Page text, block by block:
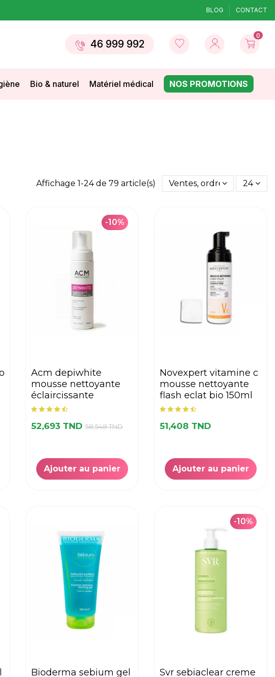
BLOG CONTACT
46 999 992
0
Bio & naturel Matériel médical NOS PROMOTIONS
Affichage 1-24 de 79 article(s) Ventes, ordre décroissant
24
-10%
acm depiwhite
mousse nettoyante
éclaircissante
52,693 TND 58,548 TND
Ajouter au panier
novexpert vitamine c
mousse nettoyante
flash eclat bio 150ml
51,408 TND
Ajouter au panier
bioderma sebium gel
-10%
svr sebiaclear creme